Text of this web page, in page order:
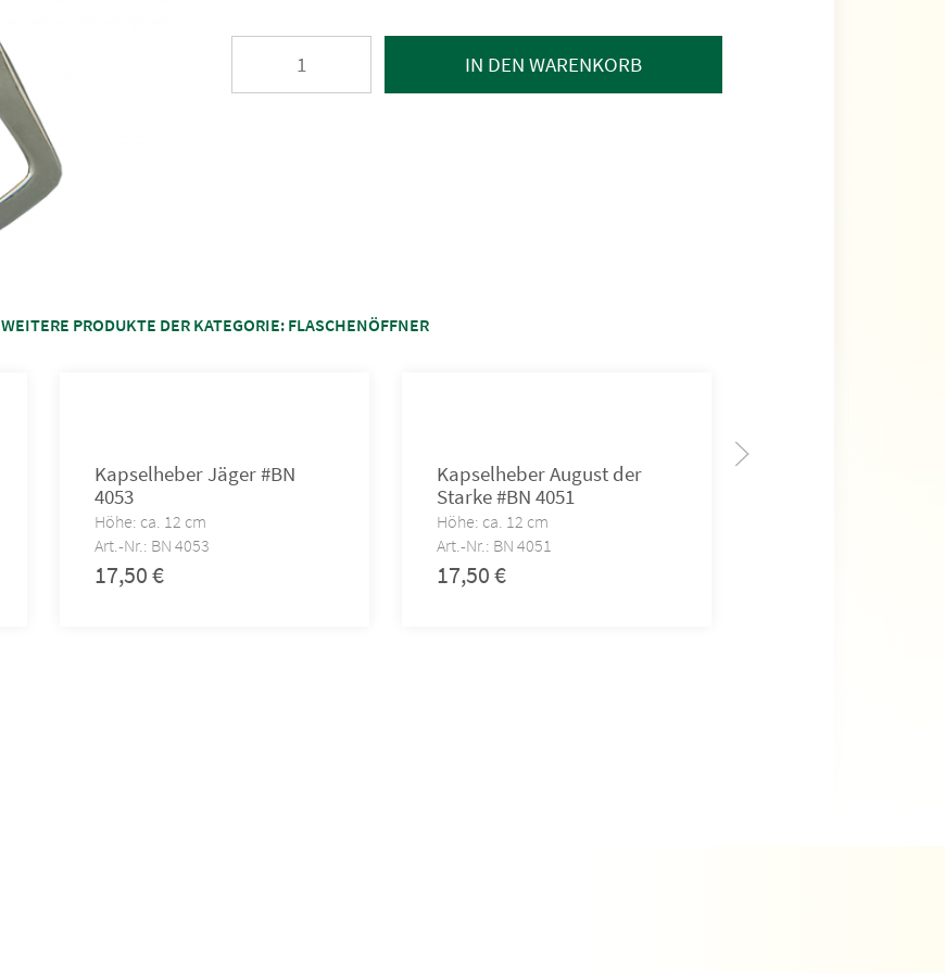
IN DEN WARENKORB
WEITERE PRODUKTE DER KATEGORIE: FLASCHENÖFFNER
Kapselheber Jäger #BN
4053
Höhe: ca. 12 cm
Art.-Nr.: BN 4053
17,50€
Kapselheber August der
Starke #BN 4051
Höhe: ca. 12 cm
Art.-Nr.: BN 4051
17,50€